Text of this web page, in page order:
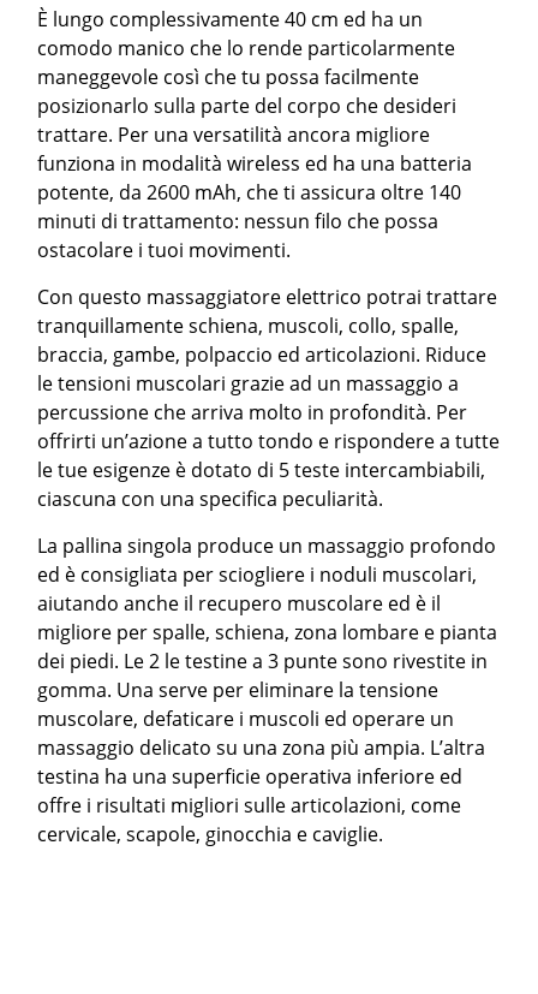
È lungo complessivamente 40 cm ed ha un
comodo manico che lo rende particolarmente
maneggevole così che tu possa facilmente
posizionarlo sulla parte del corpo che desideri
trattare. Per una versatilità ancora migliore
funziona in modalità wireless ed ha una batteria
potente, da 2600 mAh, che ti assicura oltre 140
minuti di trattamento: nessun filo che possa
ostacolare i tuoi movimenti.
Con questo massaggiatore elettrico potrai trattare
tranquillamente schiena, muscoli, collo, spalle,
braccia, gambe, polpaccio ed articolazioni. Riduce
le tensioni muscolari grazie ad un massaggio a
percussione che arriva molto in profondità. Per
offrirti un’azione a tutto tondo e rispondere a tutte
le tue esigenze è dotato di 5 teste intercambiabili,
ciascuna con una specifica peculiarità.
La pallina singola produce un massaggio profondo
ed è consigliata per sciogliere i noduli muscolari,
aiutando anche il recupero muscolare ed è il
migliore per spalle, schiena, zona lombare e pianta
dei piedi. Le 2 le testine a 3 punte sono rivestite in
gomma. Una serve per eliminare la tensione
muscolare, defaticare i muscoli ed operare un
massaggio delicato su una zona più ampia. L’altra
testina ha una superficie operativa inferiore ed
offre i risultati migliori sulle articolazioni, come
cervicale, scapole, ginocchia e caviglie.